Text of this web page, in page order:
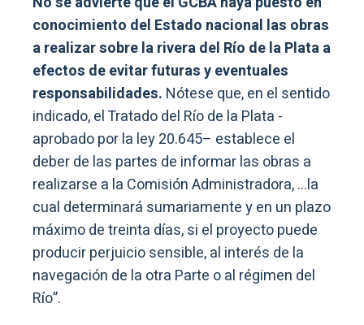
conocimiento del Estado nacional las obras
a realizar sobre la rivera del Río de la Plata a
efectos de evitar futuras y eventuales
responsabilidades. Nótese que, en el sentido
indicado, el Tratado del Río de la Plata -
aprobado por la ley 20.645– establece el
deber de las partes de informar las obras a
realizarse a la Comisión Administradora, …la
cual determinará sumariamente y en un plazo
máximo de treinta días, si el proyecto puede
producir perjuicio sensible, al interés de la
navegación de la otra Parte o al régimen del
Río”.